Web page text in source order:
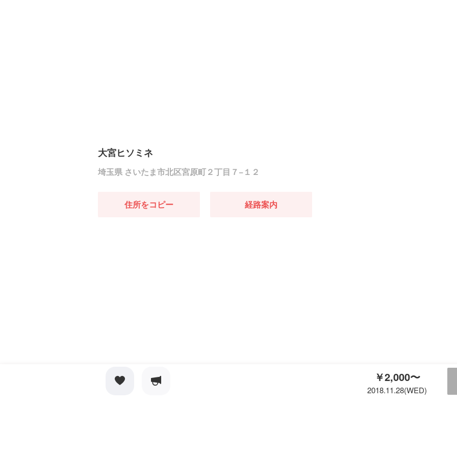
大宮ヒソミネ
埼玉県 さいたま市北区宮原町２丁目７−１２
住所をコピー 経路案内
￥2,000〜
2018.11.28(WED)